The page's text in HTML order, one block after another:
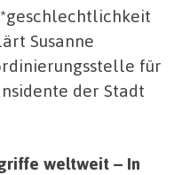
Susanne
für
der Stadt
weltweit – In